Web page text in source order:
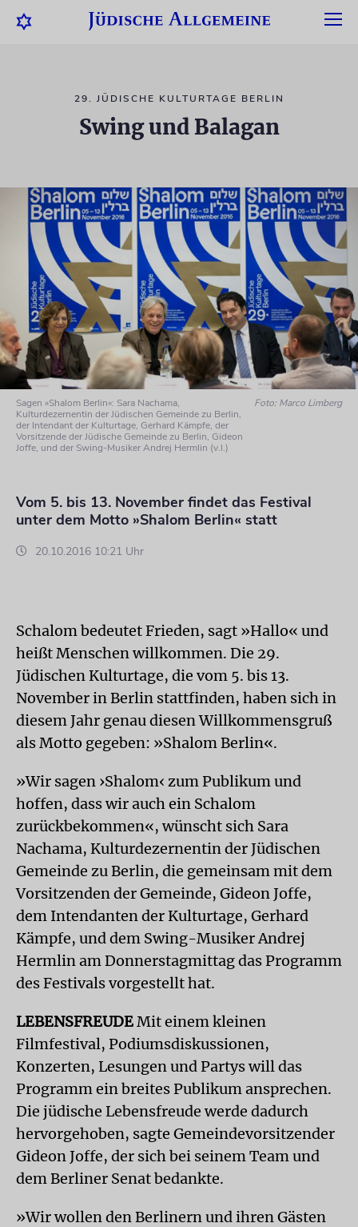
29. JÜDISCHE KULTURTAGE BERLIN
Swing und Balagan
Sagen »Shalom Berlin«: Sara Nachama,
Kulturdezernentin der Jüdischen Gemeinde zu Berlin,
der Intendant der Kulturtage, Gerhard Kämpfe, der
Vorsitzende der Jüdische Gemeinde zu Berlin, Gideon
Joffe, und der Swing-Musiker Andrej Hermlin (v.l.)
Foto: Marco Limberg
Vom 5. bis 13. November findet das Festival
unter dem Motto »Shalom Berlin« statt
20.10.2016 10:21 Uhr
Schalom bedeutet Frieden, sagt »Hallo« und
heißt Menschen willkommen. Die 29.
Jüdischen Kulturtage, die vom 5. bis 13.
November in Berlin stattfinden, haben sich in
diesem Jahr genau diesen Willkommensgruß
als Motto gegeben: »Shalom Berlin«.
»Wir sagen ›Shalom‹ zum Publikum und
hoffen, dass wir auch ein Schalom
zurückbekommen«, wünscht sich Sara
Nachama, Kulturdezernentin der Jüdischen
Gemeinde zu Berlin, die gemeinsam mit dem
Vorsitzenden der Gemeinde, Gideon Joffe,
dem Intendanten der Kulturtage, Gerhard
Kämpfe, und dem Swing-Musiker Andrej
Hermlin am Donnerstagmittag das Programm
des Festivals vorgestellt hat.
LEBENSFREUDEMit einem kleinen
Filmfestival, Podiumsdiskussionen,
Konzerten, Lesungen und Partys will das
Programm ein breites Publikum ansprechen.
Die jüdische Lebensfreude werde dadurch
hervorgehoben, sagte Gemeindevorsitzender
Gideon Joffe, der sich bei seinem Team und
dem Berliner Senat bedankte.
»Wir wollen den Berlinern und ihren Gästen